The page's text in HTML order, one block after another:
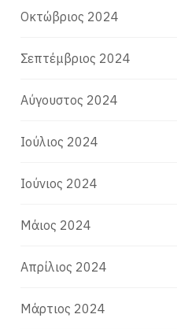
Οκτώβριος 2024
Σεπτέμβριος 2024
Αύγουστος 2024
Ιούλιος 2024
Ιούνιος 2024
Μάιος 2024
Απρίλιος 2024
Μάρτιος 2024